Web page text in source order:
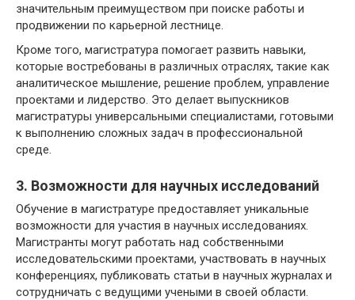
значительным преимуществом при поиске работы и
продвижении по карьерной лестнице.
Кроме того, магистратура помогает развить навыки,
которые востребованы в различных отраслях, такие как
аналитическое мышление, решение проблем, управление
проектами и лидерство. Это делает выпускников
магистратуры универсальными специалистами, готовыми
к выполнению сложных задач в профессиональной
среде.
3. Возможности для научных исследований
Обучение в магистратуре предоставляет уникальные
возможности для участия в научных исследованиях.
Магистранты могут работать над собственными
исследовательскими проектами, участвовать в научных
конференциях, публиковать статьи в научных журналах и
сотрудничать с ведущими учеными в своей области.